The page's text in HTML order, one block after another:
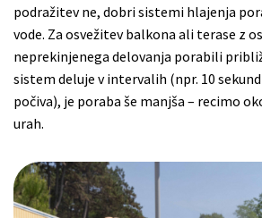
podražitev ne, dobri sistemi hlajenja
vode. Za osvežitev balkona ali terase z
neprekinjenega delovanja porabili
sistem deluje v intervalih (npr. 10
počiva), je poraba še manjša – recimo
urah.